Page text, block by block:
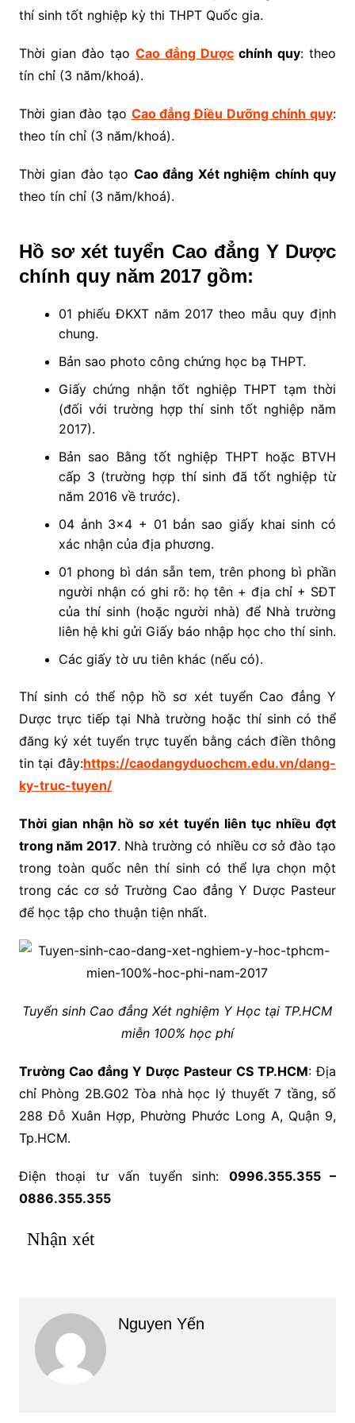
thí sinh tốt nghiệp kỳ thi THPT Quốc gia.
Thời gian đào tạo Cao đẳng Dược chính quy: theo
tín chỉ (3 năm/khoá).
Thời gian đào tạo Cao đẳng Điều Dưỡng chính quy:
theo tín chỉ (3 năm/khoá).
Thời gian đào tạo Cao đẳng Xét nghiệm chính quy
theo tín chỉ (3 năm/khoá).
Hồ sơ xét tuyển Cao đẳng Y Dược
chính quy năm 2017 gồm:
01 phiếu ĐKXT năm 2017 theo mẫu quy định
chung.
Bản sao photo công chứng học bạ THPT.
Giấy chứng nhận tốt nghiệp THPT tạm thời
(đối với trường hợp thí sinh tốt nghiệp năm
2017).
Bản sao Bằng tốt nghiệp THPT hoặc BTVH
cấp 3 (trường hợp thí sinh đã tốt nghiệp từ
năm 2016 về trước).
04 ảnh 3×4 + 01 bản sao giấy khai sinh có
xác nhận của địa phương.
01 phong bì dán sẵn tem, trên phong bì phần
người nhận có ghi rõ: họ tên + địa chỉ + SĐT
của thí sinh (hoặc người nhà) để Nhà trường
liên hệ khi gửi Giấy báo nhập học cho thí sinh.
Các giấy tờ ưu tiên khác (nếu có).
Thí sinh có thể nộp hồ sơ xét tuyển Cao đẳng Y
Dược trực tiếp tại Nhà trường hoặc thí sinh có thể
đăng ký xét tuyển trực tuyến bằng cách điền thông
tin tại đây:https://caodangyduochcm.edu.vn/dang-
ky-truc-tuyen/
Thời gian nhận hồ sơ xét tuyển liên tục nhiều đợt
trong năm 2017. Nhà trường có nhiều cơ sở đào tạo
trong toàn quốc nên thí sinh có thể lựa chọn một
trong các cơ sở Trường Cao đẳng Y Dược Pasteur
để học tập cho thuận tiện nhất.
Tuyển sinh Cao đẳng Xét nghiệm Y Học tại TP.HCM
miễn 100% học phí
Trường Cao đẳng Y Dược Pasteur CS TP.HCM: Địa
chỉ Phòng 2B.G02 Tòa nhà học lý thuyết 7 tầng, số
288 Đỗ Xuân Hợp, Phường Phước Long A, Quận 9,
Tp.HCM.
Điện thoại tư vấn tuyển sinh: 0996.355.355 –
0886.355.355
Nhận xét
Nguyen Yến